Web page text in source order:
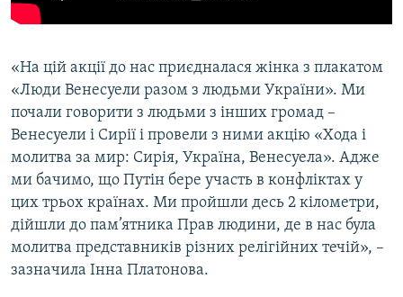
«На цій акції до нас приєдналася жінка з плакатом
«Люди Венесуели разом з людьми України». Ми
почали говорити з людьми з інших громад –
Венесуели і Сирії і провели з ними акцію «Хода і
молитва за мир: Сирія, Україна, Венесуела». Адже
ми бачимо, що Путін бере участь в конфліктах у
цих трьох країнах. Ми пройшли десь 2 кілометри,
дійшли до пам’ятника Прав людини, де в нас була
молитва представників різних релігійних течій», –
зазначила Інна Платонова.